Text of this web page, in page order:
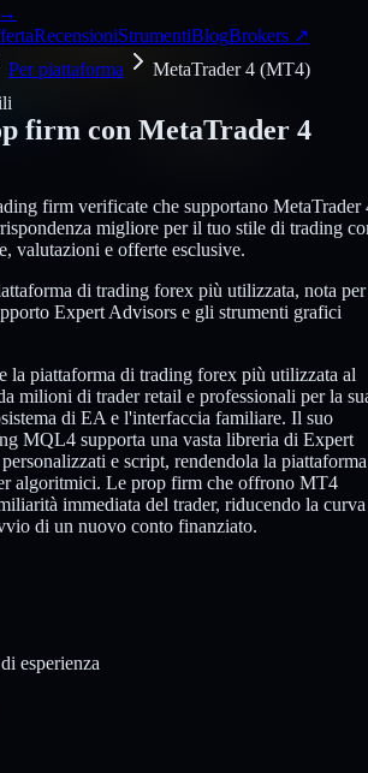
→
RecensioniStrumentiBlogBrokers ↗
Per piattaforma
MetaTrader 4 (MT4)
firm con MetaTrader 4
firm verificate che supportano MetaTrader
migliore per il tuo stile di trading
valutazioni e offerte esclusive.
di trading forex più utilizzata, nota
Expert Advisors e gli strumenti grafici
la piattaforma di trading forex più utilizzata al
milioni di trader retail e professionali per la
di EA e l'interfaccia familiare. Il suo
MQL4 supporta una vasta libreria di Expert
e script, rendendola la piattaforma
algoritmici. Le prop firm che offrono MT4
immediata del trader, riducendo la
di un nuovo conto finanziato.
esperienza